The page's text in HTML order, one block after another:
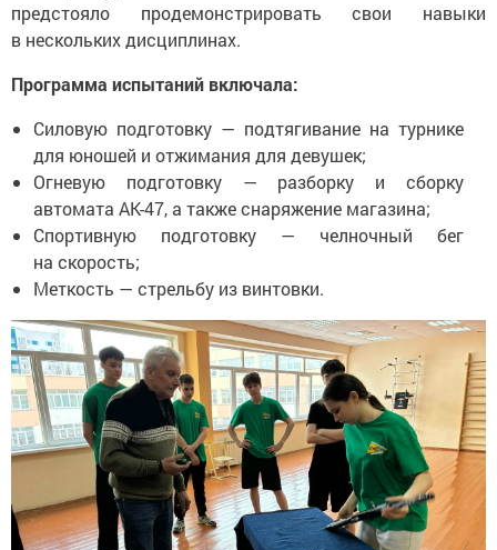
предстояло продемонстрировать свои навыки
в нескольких дисциплинах.
Программа испытаний включала:
Силовую подготовку — подтягивание на турнике
для юношей и отжимания для девушек;
Огневую подготовку — разборку и сборку
автомата АК-47, а также снаряжение магазина;
Спортивную подготовку — челночный бег
на скорость;
Меткость — стрельбу из винтовки.